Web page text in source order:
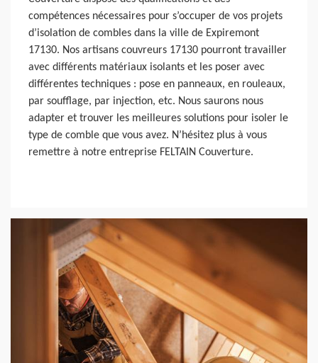
compétences nécessaires pour s’occuper de vos projets
d’isolation de combles dans la ville de Expiremont
17130. Nos artisans couvreurs 17130 pourront travailler
avec différents matériaux isolants et les poser avec
différentes techniques : pose en panneaux, en rouleaux,
par soufflage, par injection, etc. Nous saurons nous
adapter et trouver les meilleures solutions pour isoler le
type de comble que vous avez. N’hésitez plus à vous
remettre à notre entreprise FELTAIN Couverture.